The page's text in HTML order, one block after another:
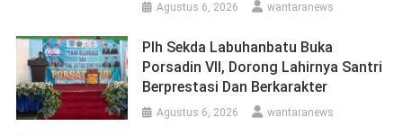
Agustus 6, 2026 wantaranews
Plh Sekda Labuhanbatu Buka
Porsadin VII, Dorong Lahirnya Santri
Berprestasi Dan Berkarakter
Agustus 6, 2026 wantaranews